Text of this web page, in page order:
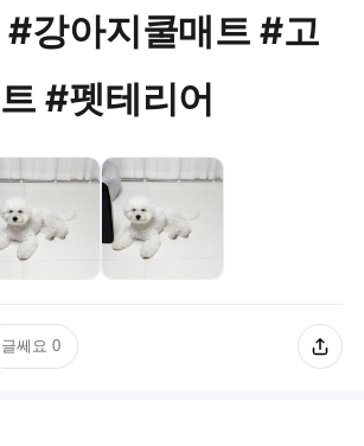
#강아지쿨매트 #고
#펫테리어
글쎄요 0